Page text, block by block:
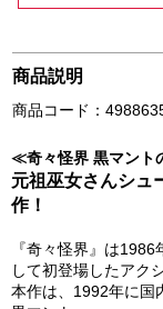
商品説明
商品コード：
≪奇々怪界 黒マント
元祖巫女さんシュ
作！
『奇々怪界』は
して初登場したアク
本作は、1992年に